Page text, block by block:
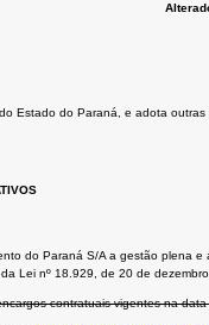
Estado do Paraná, e adota outras
do Paraná S/A a gestão plena e
Lei nº 18.929, de 20 de
contratuais vigentes na